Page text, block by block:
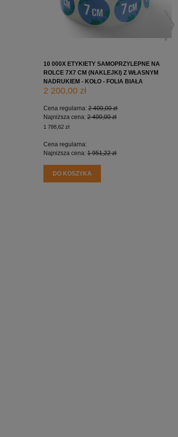
10 000X ETYKIETY SAMOPRZYLEPNE NA
ROLCE 7X7 CM (NAKLEJKI) Z WŁASNYM
NADRUKIEM - KOŁO - FOLIA BIAŁA
2 200,00 zł
Cena regularna: 2 400,00 zł
Najniższa cena: 2 400,00 zł
1 788,62 zł
Cena regularna:
Najniższa cena: 1 951,22 zł
DO KOSZYKA